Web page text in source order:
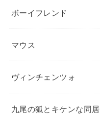
ボーイフレンド
マウス
ヴィンチェンツォ
九尾の狐とキケンな同居